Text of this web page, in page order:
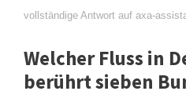
vollständige Antwort auf axa-
Welcher Fluss in
berührt sieben